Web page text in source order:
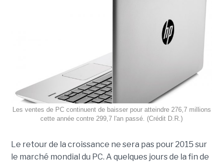
Les ventes de PC continuent de baisser pour atteindre 276,7 millions
cette année contre 299,7 l'an passé. (Crédit D.R.)
Le retour de la croissance ne sera pas pour 2015 sur
le marché mondial du PC. A quelques jours de la fin de